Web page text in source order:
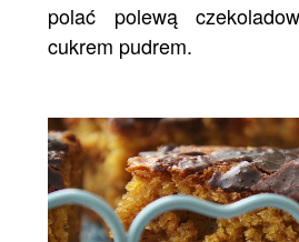
polać polewą
cukrem pudrem.